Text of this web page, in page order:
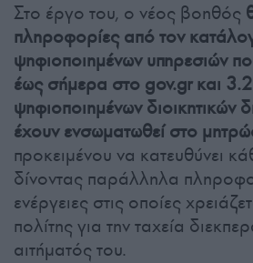
Στο έργο του, ο νέος βοηθός
πληροφορίες από τον
ψηφιοποιημένων υπηρεσιών
έως σήμερα στο gov.gr και
ψηφιοποιημένων διοικητικών
έχουν ενσωματωθεί στο
προκειμένου να κατευθύνει
δίνοντας παράλληλα
ενέργειες στις οποίες
πολίτης για την ταχεία
αιτήματός του.